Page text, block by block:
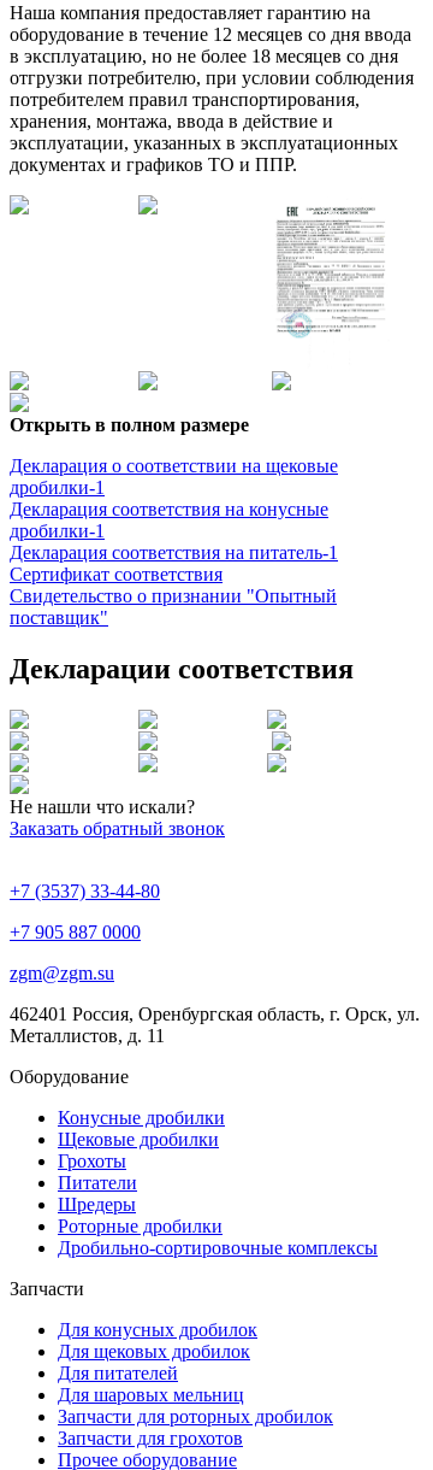
Наша компания предоставляет гарантию на
оборудование в течение 12 месяцев со дня ввода
в эксплуатацию, но не более 18 месяцев со дня
отгрузки потребителю, при условии соблюдения
потребителем правил транспортирования,
хранения, монтажа, ввода в действие и
эксплуатации, указанных в эксплуатационных
документах и графиков ТО и ППР.
Открыть в полном размере
Декларация о соответствии на щековые
дробилки-1
Декларация соответствия на конусные
дробилки-1
Декларация соответствия на питатель-1
Сертификат соответствия
Свидетельство о признании "Опытный
поставщик"
Декларации соответствия
Не нашли что искали?
Заказать обратный звонок
+7 (3537) 33-44-80
+7 905 887 0000
zgm@zgm.su
462401 Россия, Оренбургская область, г. Орск, ул.
Металлистов, д. 11
Оборудование
Конусные дробилки
Щековые дробилки
Грохоты
Питатели
Шредеры
Роторные дробилки
Дробильно-сортировочные комплексы
Запчасти
Для конусных дробилок
Для щековых дробилок
Для питателей
Для шаровых мельниц
Запчасти для роторных дробилок
Запчасти для грохотов
Прочее оборудование